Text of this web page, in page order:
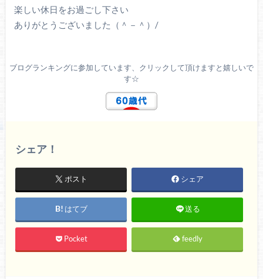
楽しい休日をお過ごし下さい
ありがとうございました（＾－＾）/
ブログランキングに参加しています、クリックして頂けますと嬉しいで
す☆
シェア！
ポスト シェア
はてブ 送る
Pocket feedly